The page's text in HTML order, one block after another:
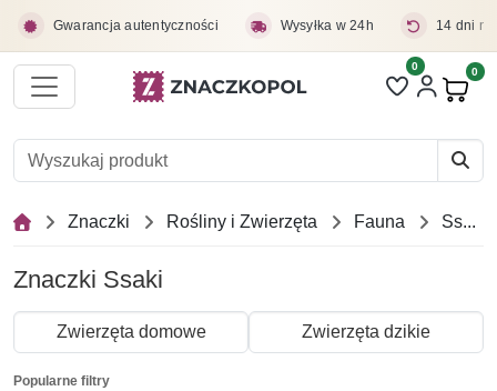
Gwarancja autentyczności Wysyłka w 24h 14 dni
Liczba pozycji
0 0
Znaczki Rośliny i Zwierzęta Fauna Ssaki
Znaczki Ssaki
Zwierzęta domowe Zwierzęta dzikie
Popularne filtry